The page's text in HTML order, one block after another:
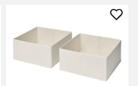
zu